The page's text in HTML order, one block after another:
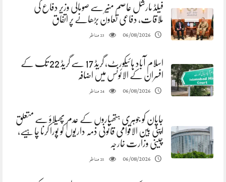
فیلڈ مارشل عاصم منیر سے صومالی وزیر دفاع کی
ملاقات، دفاعی تعاون بڑھانے پر اتفاق
06/08/2026
23مناظر
اسلام آباد ہائیکورٹ، گریڈ 17 سے گریڈ 22 تک کے
افسران کے الائونس میں اضافہ
06/08/2026
24مناظر
جاپان کو جوہری ہتھیاروں کے عدم پھیلاؤ سے متعلق
اپنی بین الاقوامی قانونی ذمہ داریوں کو پورا کرنا چاہیے،
چینی وزارت خارجہ
06/08/2026
25مناظر